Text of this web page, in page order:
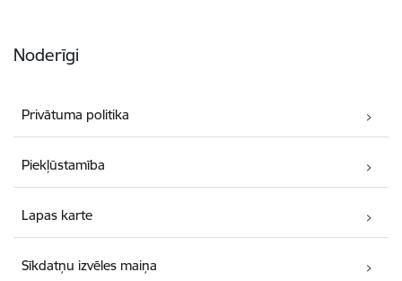
Noderīgi
Privātuma politika
Piekļūstamība
Lapas karte
Sīkdatņu izvēles maiņa